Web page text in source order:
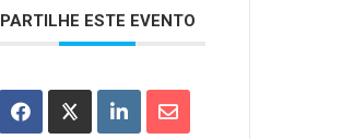
PARTILHE ESTE EVENTO